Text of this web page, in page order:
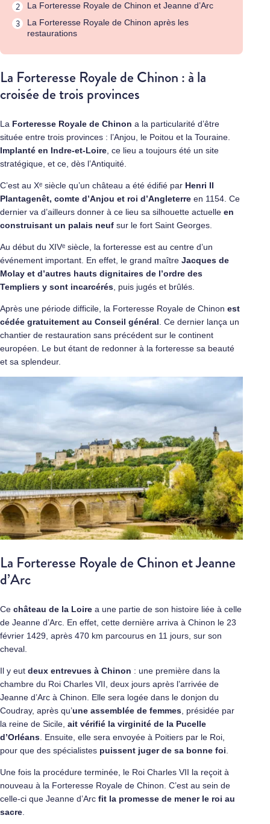
La Forteresse Royale de Chinon et Jeanne d’Arc
La Forteresse Royale de Chinon après les
restaurations
La Forteresse Royale de Chinon : à la
croisée de trois provinces
La Forteresse Royale de Chinon a la particularité d’être
située entre trois provinces : l’Anjou, le Poitou et la Touraine.
Implanté en Indre-et-Loire , ce lieu a toujours été un site
stratégique, et ce, dès l’Antiquité.
C’est au Xᵉ siècle qu’un château a été édifié par Henri II
Plantagenêt, comte d’Anjou et roi d’Angleterre en 1154. Ce
dernier va d’ailleurs donner à ce lieu sa silhouette actuelle en
construisant un palais neuf sur le fort Saint Georges.
Au début du XIVᵉ siècle, la forteresse est au centre d’un
événement important. En effet, le grand maître Jacques de
Molay et d’autres hauts dignitaires de l’ordre des
Templiers y sont incarcérés , puis jugés et brûlés.
Après une période difficile, la Forteresse Royale de Chinon est
cédée gratuitement au Conseil général . Ce dernier lança un
chantier de restauration sans précédent sur le continent
européen. Le but étant de redonner à la forteresse sa beauté
et sa splendeur.
La Forteresse Royale de Chinon et Jeanne
d’Arc
Ce château de la Loire a une partie de son histoire liée à celle
de Jeanne d’Arc. En effet, cette dernière arriva à Chinon le 23
février 1429, après 470 km parcourus en 11 jours, sur son
cheval.
Il y eut deux entrevues à Chinon : une première dans la
chambre du Roi Charles VII, deux jours après l’arrivée de
Jeanne d’Arc à Chinon. Elle sera logée dans le donjon du
Coudray, après qu’une assemblée de femmes , présidée par
la reine de Sicile, ait vérifié la virginité de la Pucelle
d’Orléans . Ensuite, elle sera envoyée à Poitiers par le Roi,
pour que des spécialistes puissent juger de sa bonne foi
Une fois la procédure terminée, le Roi Charles VII la reçoit à
nouveau à la Forteresse Royale de Chinon. C’est au sein de
celle-ci que Jeanne d’Arc fit la promesse de mener le roi au
sacre